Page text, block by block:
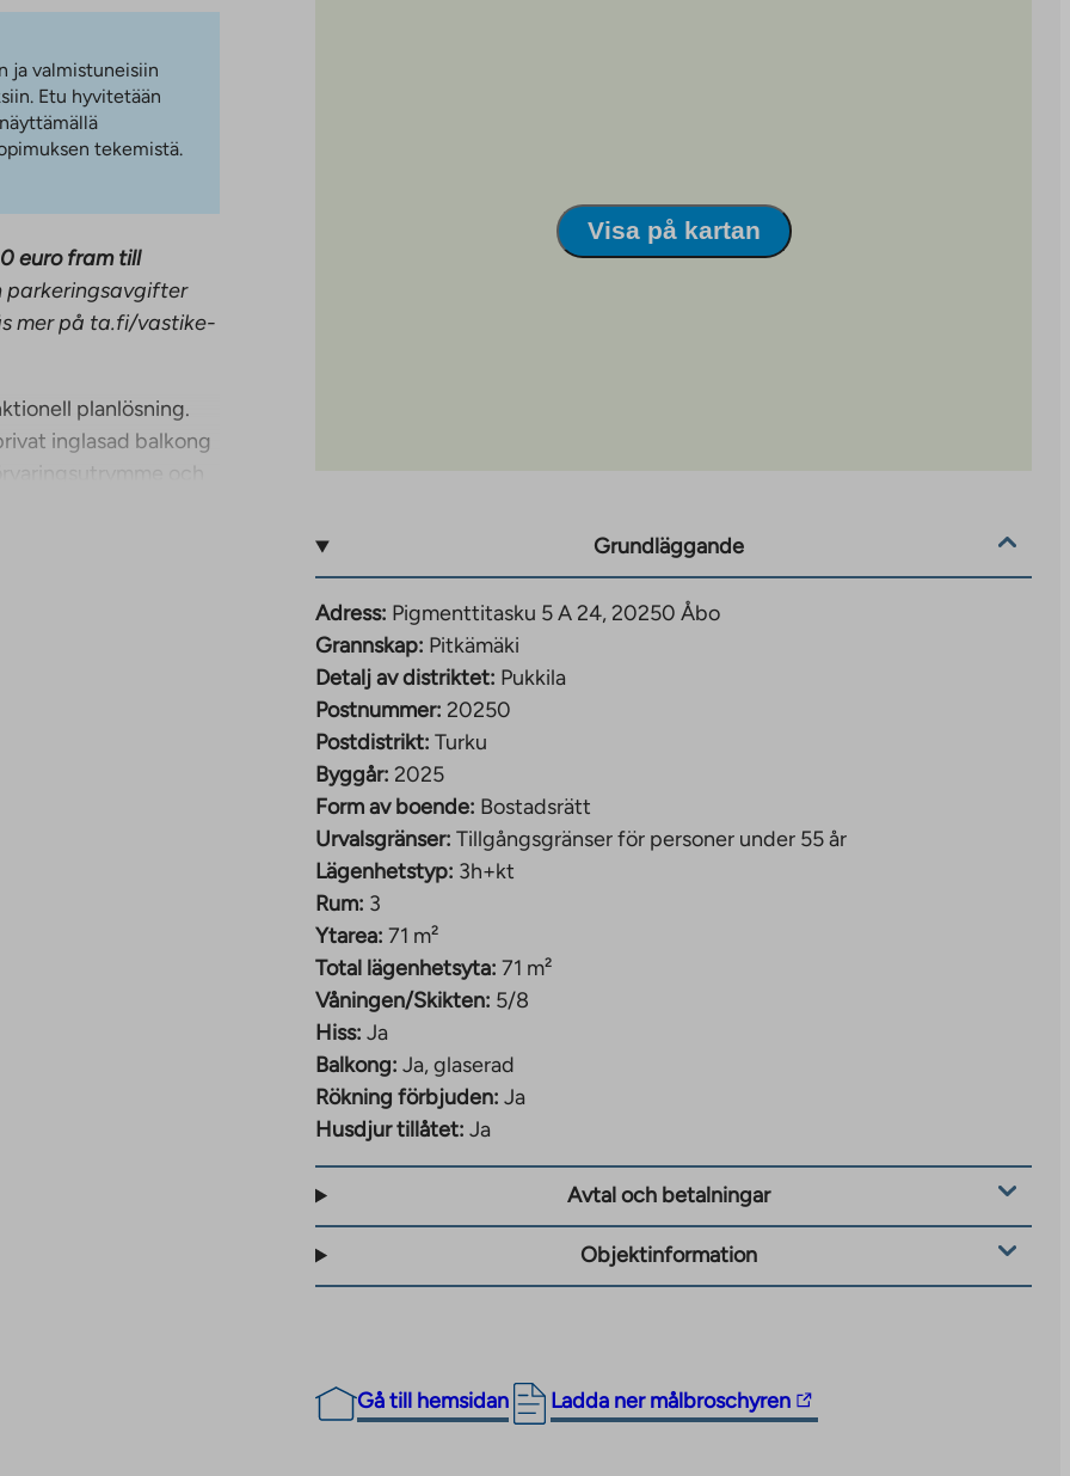
ja valmistuneisiin
Etu hyvitetään
tekemistä.
euro fram till
parkeringsavgifter
mer på ta.fi/vastike-
planlösning.
inglasad balkong
och
bostad erbjuder
är från en annan
2025, beläget i
vita.
mysiga och rymliga
ugn,
inkluderar två kyl-
Visa på kartan
Grundläggande
Adress: Pigmenttitasku 5 A 24, 20250 Åbo
Grannskap: Pitkämäki
Detalj av distriktet: Pukkila
Postnummer: 20250
Postdistrikt: Turku
Byggår: 2025
Form av boende: Bostadsrätt
Urvalsgränser: Tillgångsgränser för personer under 55 år
Lägenhetstyp: 3h+kt
Rum: 3
Ytarea: 71 m²
Total lägenhetsyta: 71 m²
Våningen/Skikten: 5/8
Hiss: Ja
Balkong: Ja, glaserad
Rökning förbjuden: Ja
Husdjur tillåtet: Ja
Avtal och betalningar
Objektinformation
Gå till hemsidan Ladda ner målbroschyren
The
link